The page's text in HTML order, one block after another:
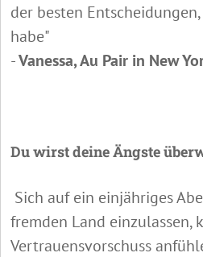
der besten
habe"
-Vanessa, Au Pair in New
Du wirst deine Ängste
Sich auf ein einjähriges
fremden Land einzulassen,
Vertrauensvorschuss